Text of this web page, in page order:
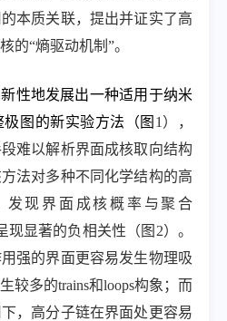
本质关联，提出并证实了高
的“熵驱动机制”。
性地发展出一种适用于纳米
图的新实验方法（图 1 ），
难以解析界面成核取向结构
法对多种不同化学结构的高
发现界面成核概率与聚合
现显著的负相关性（图 2）。
强的界面更容易发生物理吸
较多的trains和loops构象；而
，高分子链在界面处更容易